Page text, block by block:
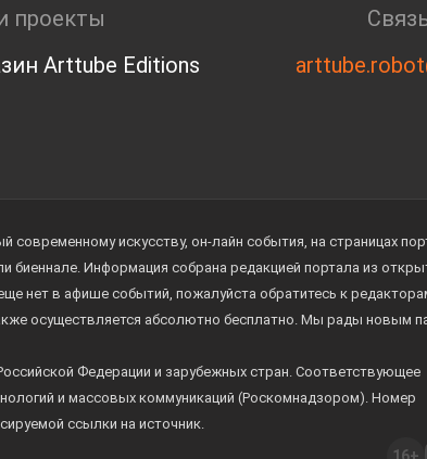
проекты
Arttube Editions
искусству, он-лайн события, на страницах
биеннале. Информация собрана редакцией портала из
нет в афише событий, пожалуйста обратитесь к
осуществляется абсолютно бесплатно. Мы рады новым
Федерации и зарубежных стран. Соответствующее
и массовых коммуникаций (Роскомнадзором). Номер
ссылки на источник.